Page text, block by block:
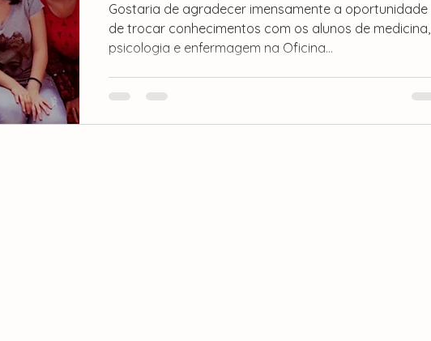
Gostaria de agradecer imensamente a oportunidade
de trocar conhecimentos com os alunos de medicina,
psicologia e enfermagem na Oficina...